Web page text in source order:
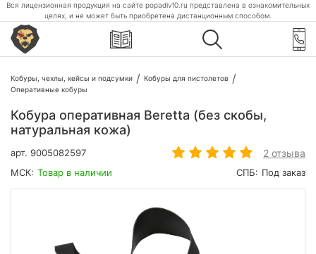
Вся лицензионная продукция на сайте popadiv10.ru представлена в ознакомительных
целях, и не может быть приобретена дистанционным способом.
Кобуры, чехлы, кейсы и подсумки
Кобуры для пистолетов
Оперативные кобуры
Кобура оперативная Beretta (без скобы,
натуральная кожа)
арт. 9005082597 2 отзыва
МСК: Товар в наличии СПБ: Под заказ